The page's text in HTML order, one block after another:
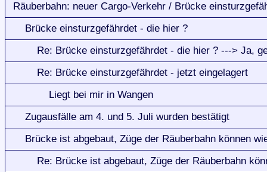
Räuberbahn: neuer Cargo-Verkehr / Brücke
Brücke einsturzgefährdet - die hier ?
Re: Brücke einsturzgefährdet - die hier ? ---> Ja,
Re: Brücke einsturzgefährdet - jetzt eingelagert
Liegt bei mir in Wangen
Zugausfälle am 4. und 5. Juli wurden bestätigt
Brücke ist abgebaut, Züge der Räuberbahn können
Re: Brücke ist abgebaut, Züge der Räuberbahn